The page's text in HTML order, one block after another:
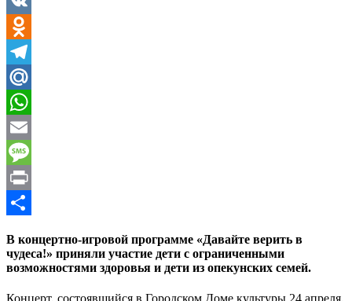
VK
Odnoklassniki
Telegram
Mail.Ru
WhatsApp
Email
Message
Print
В концертно-игровой программе «Давайте верить в
чудеса!» приняли участие дети с ограниченными
возможностями здоровья и дети из опекунских семей.
Концерт, состоявшийся в Городском Доме культуры 24 апреля,